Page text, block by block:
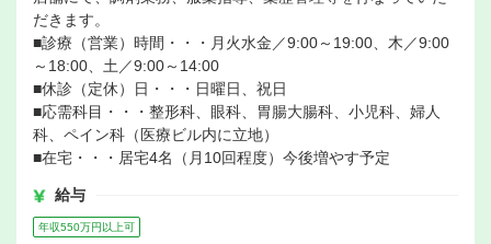
だきます。
■診療（営業）時間・・・月火水金／9:00～19:00、木／9:00
～18:00、土／9:00～14:00
■休診（定休）日・・・日曜日、祝日
■応需科目・・・整形科、眼科、胃腸大腸科、小児科、婦人
科、ペイン科（医療ビル内に立地）
■在宅・・・居宅4名（月10回程度）今後増やす予定
給与
年収550万円以上可